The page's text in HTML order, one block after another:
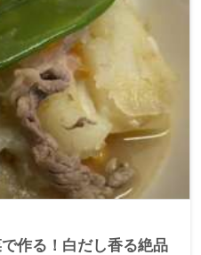
作る！白だし香る絶品